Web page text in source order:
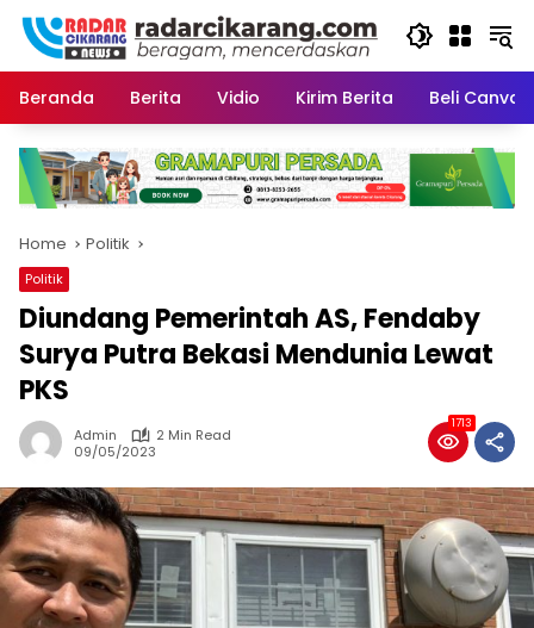
Skip
content
Beranda
Berita Vidio Kirim Berita Beli
Home Politik
Politik
Diundang Pemerintah AS, Fendaby
Surya Putra Bekasi Mendunia Lewat
PKS
Admin
2 Min Read
09/05/2023
1713